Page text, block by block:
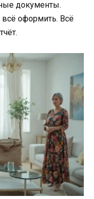
документы.
оформить. Всё